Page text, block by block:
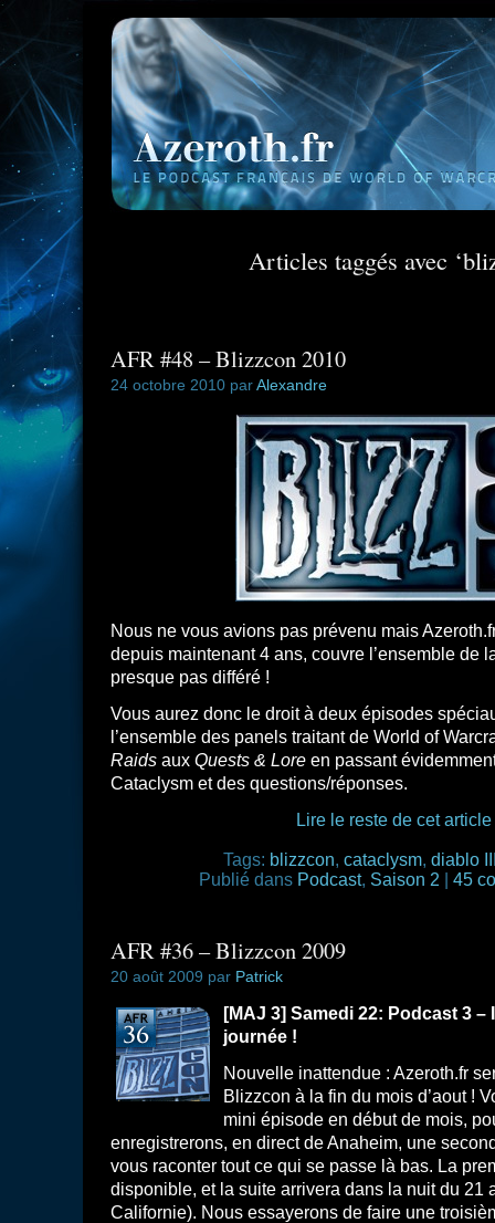
Articles taggés avec
AFR #48 – Blizzcon 2010
24 octobre 2010 parAlexandre
Nous ne vous avions pas prévenu mais
depuis maintenant 4 ans, couvre l’ensemble de
presque pas différé !
Vous aurez donc le droit à deux épisodes
l’ensemble des panels traitant de World of
Raids aux Quests & Lore en passant
Cataclysm et des questions/réponses.
Lire le reste de cet article
Tags: blizzcon, cataclysm, diablo
Publié dans Podcast, Saison 2 45
AFR #36 – Blizzcon 2009
20 août 2009 par Patrick
[MAJ 3] Samedi 22: Podcast 3 –
journée !
Nouvelle inattendue : Azeroth.fr
Blizzcon à la fin du mois d’aout !
mini épisode en début de mois,
enregistrerons, en direct de Anaheim, une
vous raconter tout ce qui se passe là bas. La
disponible, et la suite arrivera dans la nuit du 21
Californie). Nous essayerons de faire une